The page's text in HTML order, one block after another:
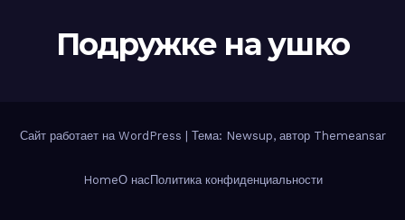
Подружке на ушко
Сайт работает на WordPress Тема: Newsup, автор Themeansar
HomeО нас Политика конфиденциальности